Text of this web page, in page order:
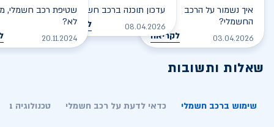
איך נשמור על הרכב
החשמלי?
03.04.2026 לקריאה
עדכון תוכנה ברכב חשמלי
08.04.2026 לקריאה
שטיפת רכב חשמלי,
לא?
20.11.2024
שאלות ותשובות
שימוש ברכב חשמלי כדאי לדעת על רכב חשמלי טכנולוגיה